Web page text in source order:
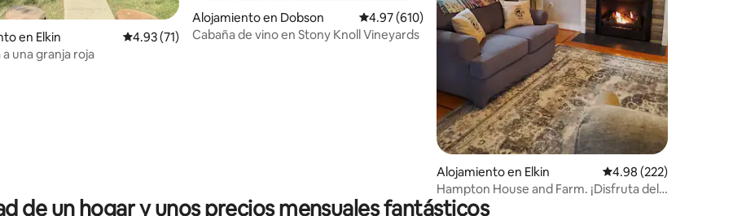
de 5, 248 reseñas
en Elkin Calificación promedio: 4.93 de 5, 71 reseñas
4.93 (71)
a una granja roja
Alojamiento en Dobson Calificación promedio: 4.97 de 5, 610 reseñas
4.97 (610)
Cabaña de vino en Stony Knoll Vineyards
Alojamiento en Elkin Calificación promedio:
4.98 (222)
Hampton House and Farm. ¡Disfruta del
campo!
de un hogar y unos precios mensuales fantásticos